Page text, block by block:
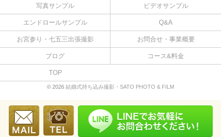
写真サンプル ビデオサンプル
エンドロールサンプル Q&A
お宮参り・七五三出張撮影 お問合せ・事業概要
ブログ コース&料金
TOP
© 2026 結婚式持ち込み撮影・SATO PHOTO & FILM